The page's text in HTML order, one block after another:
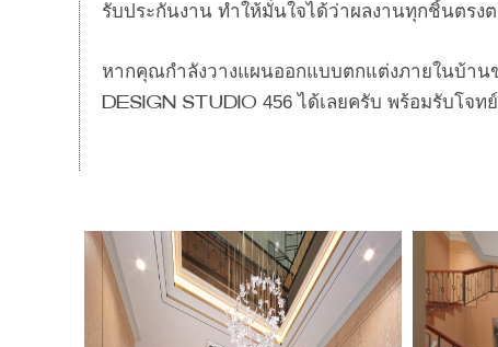
รับประกันงาน ทำให้มั่นใจได้ว่าผลงานทุกชิ้นตรง
หากคุณกำลังวางแผนออกแบบตกแต่งภายใน
Design Studio 456 ได้เลยครับ พร้อมรับโจท